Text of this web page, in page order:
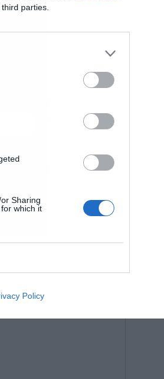
parties.
Sharing
which it
Policy
Τμήμα,
δυτικά
τμήματος,